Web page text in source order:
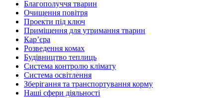
Благополуччя тварин
Очищення повітря
Проекти під ключ
Приміщення для утримання тварин
Кар’єра
Розведення комах
Будівництво теплиць
Система контролю клімату
Система освітлення
Зберігання та транспортування корму
Наші сфери діяльності